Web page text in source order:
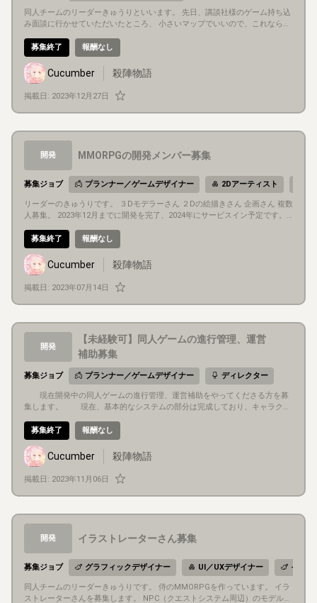
同人チームのリーダーきゅうりといいます。 先日、講談社様のゲーム持ち込
み面談に行かせていただいたところ、 小さいマップでいいので、これなら、
れました。 今、殺陣物語は、集英社様やパブリッシャーに通用するように、
完成度を上げる 必要があります。 MMORPGのMMOの要素を盛り込む、ス
チームワークスでそれをやるためには、 Unityやスチームワークスへ精通し
た方が必要です。 テスターとして複数人、募集させていただきます。
募集終了 報酬なし
Cucumber 殺陣物語
掲載日: 2023年12月27日
開発 MMORPGの開発メンバー募集
募集ジョブ プランナー／ゲームデザイナー 2Dアーティスト
リーダーのきゅうりです。 ３Dモデラーさん ２Dの絵描きさん 企画さん 複数
人募集。 2023年12月までに開発を完了、2024年にサービスイン予定です。
募集終了
報酬なし
Cucumber 殺陣物語
掲載日: 2023年07月14日
開発
【未経験可】同人ゲームの進行管理、運営
補助募集
募集ジョブ プランナー／ゲームデザイナー ディレクター
現在開発中の同人ゲームの進行管理、運営補助をやってくださる方を募
集します。 現在、基本的なシステムの部分は完成しており、キャラクタ
いくフェイズです。 同人ということもあり、これから、沢山の方のお力を借
りて行きたいと考えている為、進行管理や、運営補助を行っていただける方
を募集します。 ▼具体的には １．調整さんなどでMTGを定期的に開催する
準備 ２．MTGでの司会 ３．進捗確認 ４．業務の割り振り ５．その他リーダ
ー的な役割、雑務、相談役 ※私はメインのエンジニアを担当しております。
※未経験の方でも可能です。 希望であれば、マネジメント経験者と相談
しながら進めていくことも出来ます。 興味ある方でも、お手伝いしてやろう
募集終了 報酬なし
Cucumber 殺陣物語
掲載日: 2023年11月06日
開発 イラストレーターさん募集
募集ジョブ グラフィックデザイナー UI／UXデザイナー イラス
同人チームのリーダーきゅうりです。 侍のMMORPGを作っています。 イラ
ストレーターさんを募集します。 NPC（クエストシステム周辺）のモデルの